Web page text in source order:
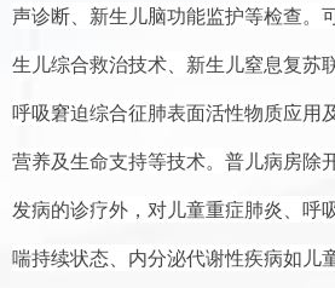
声诊断、新生儿脑功能监护等检查。
生儿综合救治技术、新生儿窒息复苏
呼吸窘迫综合征肺表面活性物质应用
营养及生命支持等技术。普儿病房除
发病的诊疗外，对儿童重症肺炎、呼
喘持续状态、 内分泌代谢性疾病如儿